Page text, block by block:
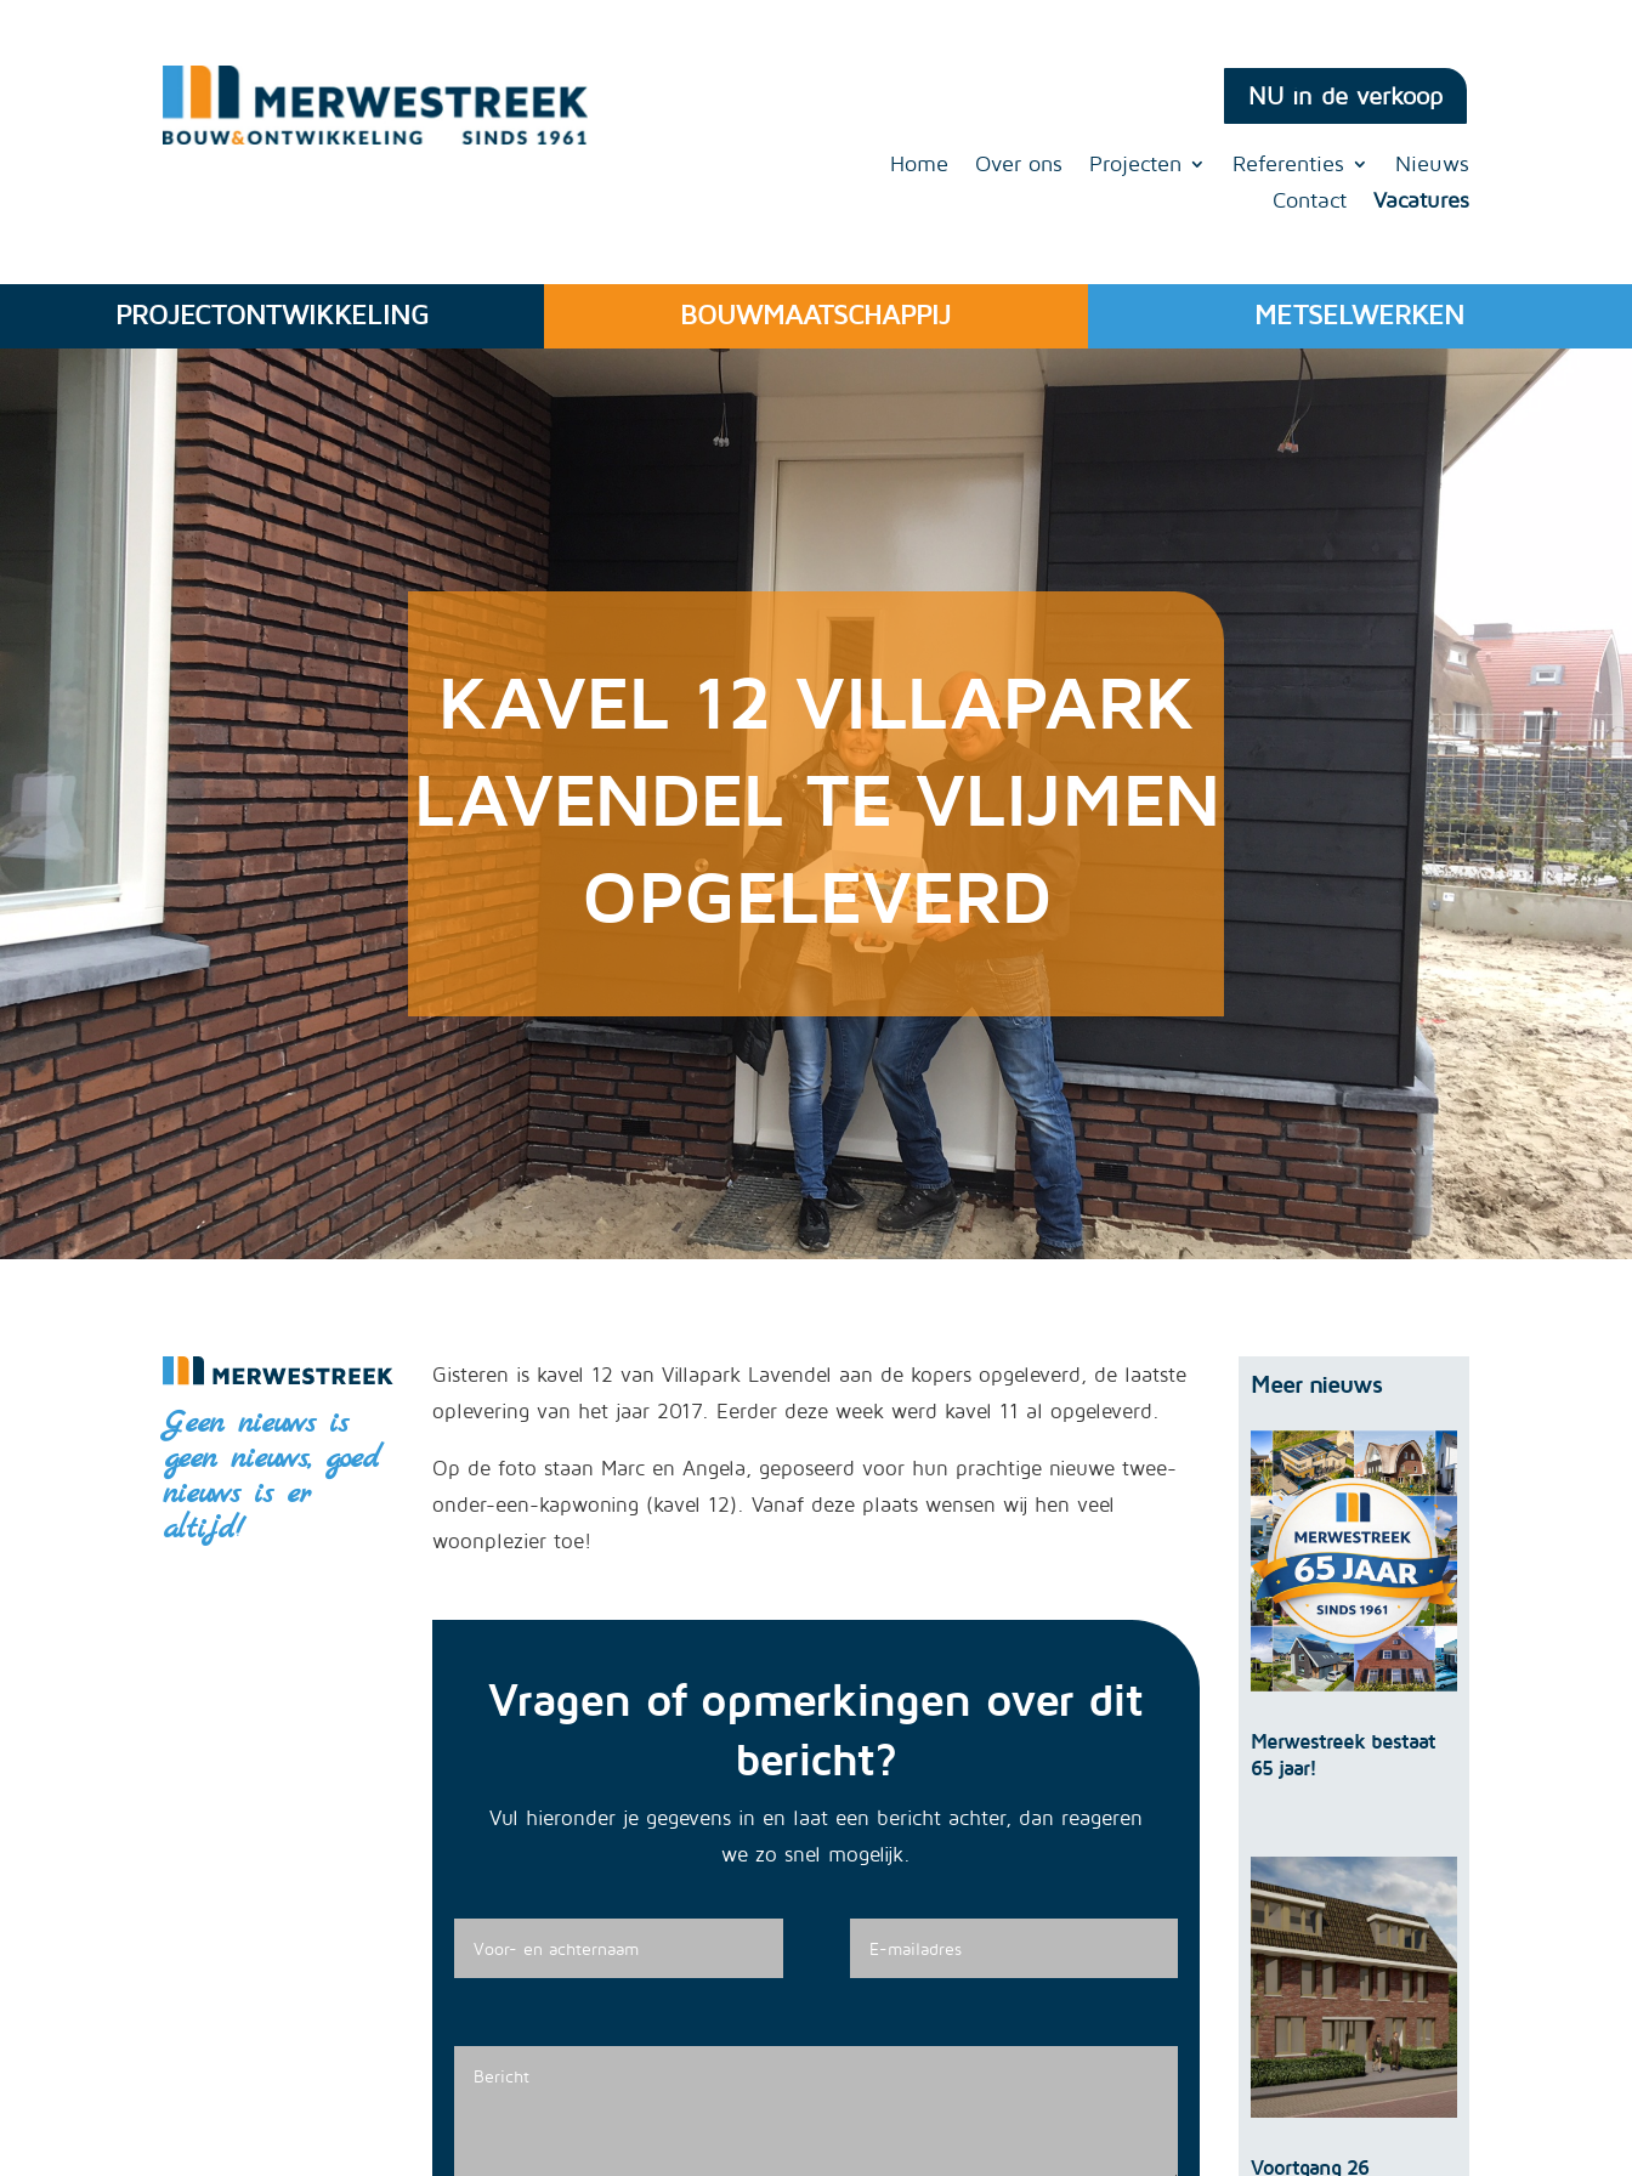
NU in de verkoop
Home Over ons Projecten Referenties
Nieuws
Contact
Vacatures
PROJECTONTWIKKELING BOUWMAATSCHAPPIJ METSELWERKEN
KAVEL 12 VILLAPARK
LAVENDEL TE VLIJMEN
OPGELEVERD
Geen nieuws is
geen nieuws, goed
nieuws is er
altijd!
Gisteren is kavel 12 van Villapark Lavendel aan de kopers opgeleverd, de laatste
oplevering van het jaar 2017. Eerder deze week werd kavel 11 al opgeleverd.
Op de foto staan Marc en Angela, geposeerd voor hun prachtige nieuwe twee-
onder-een-kapwoning (kavel 12). Vanaf deze plaats wensen wij hen veel
woonplezier toe!
Vragen of opmerkingen over dit
bericht?
Vul hieronder je gegevens in en laat een bericht achter, dan reageren
we zo snel mogelijk.
Meer nieuws
Merwestreek bestaat
65 jaar!
Voortgang 26